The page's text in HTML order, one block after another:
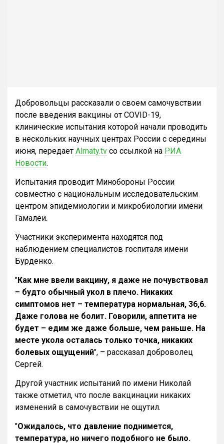
Добровольцы рассказали о своем самочувствии
после введения вакцины от COVID-19,
клинические испытания которой начали проводить
в нескольких научных центрах России с середины
июня, передает Almaty.tv со ссылкой на РИА
Новости.
Испытания проводит Минобороны России
совместно с национальным исследовательским
центром эпидемиологии и микробиологии имени
Гамалеи.
Участники эксперимента находятся под
наблюдением специалистов госпиталя имени
Бурденко.
"Как мне ввели вакцину, я даже не почувствовал
– будто обычный укол в плечо. Никаких
симптомов нет – температура нормальная, 36,6.
Даже голова не болит. Говорили, аппетита не
будет – едим же даже больше, чем раньше. На
месте укола осталась только точка, никаких
болевых ощущений", – рассказал доброволец
Сергей.
Другой участник испытаний по имени Николай
также отметил, что после вакцинации никаких
изменений в самочувствии не ощутил.
"Ожидалось, что давление поднимется,
температура, но ничего подобного не было.